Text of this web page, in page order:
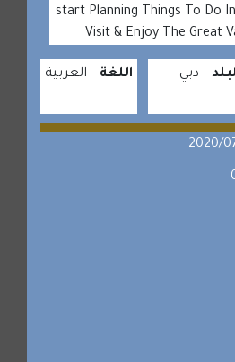
start Planning Things To Do
Visit & Enjoy The Great
دبي اللغة العربية